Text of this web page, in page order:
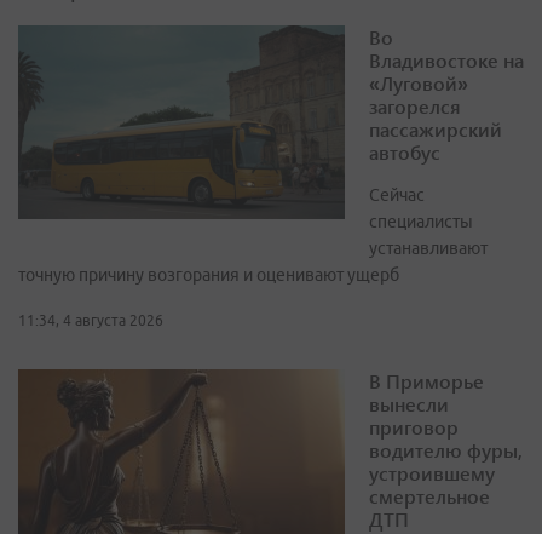
Во
Владивостоке на
«Луговой»
загорелся
пассажирский
автобус
Сейчас
специалисты
устанавливают
точную причину возгорания и оценивают ущерб
11:34, 4 августа 2026
В Приморье
вынесли
приговор
водителю фуры,
устроившему
смертельное
ДТП